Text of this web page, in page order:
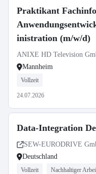
Praktikant
inistration (m/w/d)
ANIXE HD Television
Mannheim
Vollzeit
24.07.2026
Data-Integration
SEW-EURODRIVE
Deutschland
Vollzeit Nachhaltiger